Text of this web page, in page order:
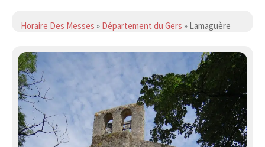
Horaire Des Messes » Département du Gers » Lamaguère